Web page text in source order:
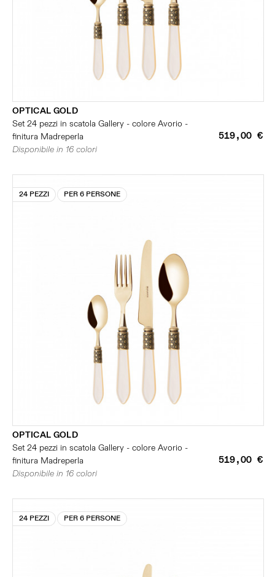
OPTICAL GOLD
Set 24 pezzi in scatola Gallery - colore Avorio -
finitura Madreperla
519,00 €
Disponibile in 16 colori
24 PEZZI PER 6 PERSONE
OPTICAL GOLD
Set 24 pezzi in scatola Gallery - colore Avorio -
finitura Madreperla
519,00 €
Disponibile in 16 colori
24 PEZZI PER 6 PERSONE